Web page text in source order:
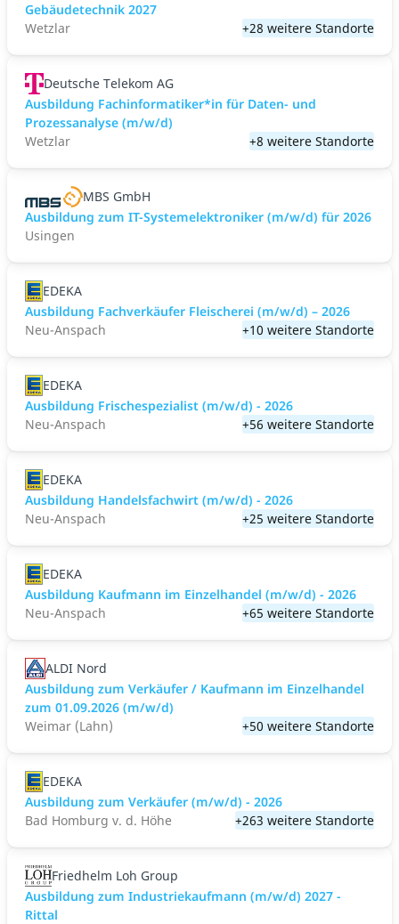
Gebäudetechnik 2027
Wetzlar
+28 weitere Standorte
Deutsche Telekom AG
Ausbildung Fachinformatiker*in für Daten- und
Prozessanalyse (m/w/d)
Wetzlar
+8 weitere Standorte
MBS GmbH
Ausbildung zum IT-Systemelektroniker (m/w/d) für 2026
Usingen
EDEKA
Ausbildung Fachverkäufer Fleischerei (m/w/d) – 2026
Neu-Anspach
+10 weitere Standorte
EDEKA
Ausbildung Frischespezialist (m/w/d) - 2026
Neu-Anspach
+56 weitere Standorte
EDEKA
Ausbildung Handelsfachwirt (m/w/d) - 2026
Neu-Anspach
+25 weitere Standorte
EDEKA
Ausbildung Kaufmann im Einzelhandel (m/w/d) - 2026
Neu-Anspach
+65 weitere Standorte
ALDI Nord
Ausbildung zum Verkäufer / Kaufmann im Einzelhandel
zum 01.09.2026 (m/w/d)
Weimar (Lahn)
+50 weitere Standorte
EDEKA
Ausbildung zum Verkäufer (m/w/d) - 2026
Bad Homburg v. d. Höhe
+263 weitere Standorte
Friedhelm Loh Group
Ausbildung zum Industriekaufmann (m/w/d) 2027 -
Rittal